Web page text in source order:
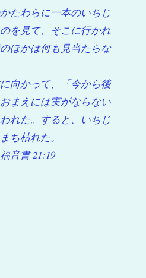
たわらに一本のいちじ
を見て、そこに行かれ
ほかは何も見当たらな
向かって、「今から後
まえには実がならない
れた。すると、いちじ
ち枯れた。
音書 21:19